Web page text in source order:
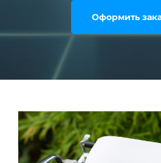
Оформить